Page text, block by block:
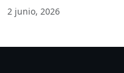
2 junio, 2026